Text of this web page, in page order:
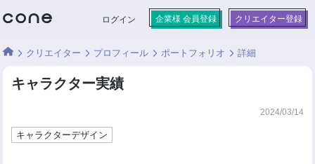
ログイン 企業様 会員登録 クリエイター登録
クリエイター プロフィール ポートフォリオ 詳細
キャラクター実績
2024/03/14
キャラクターデザイン